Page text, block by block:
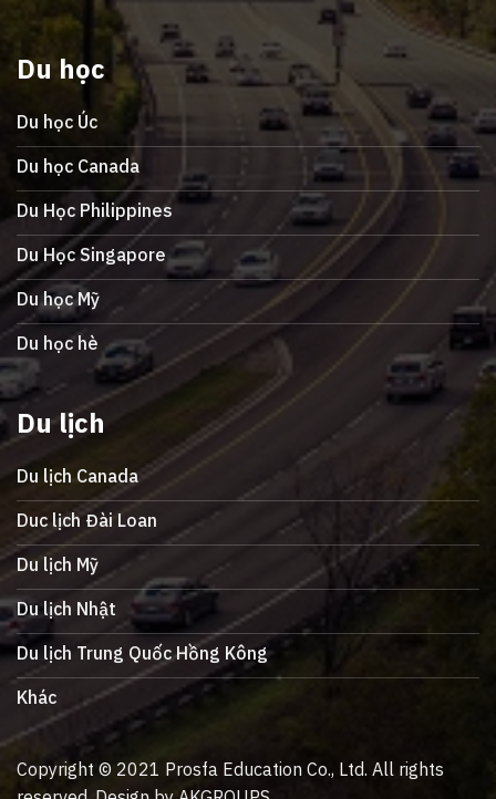
Du học
Du học Úc
Du học Canada
Du Học Philippines
Du Học Singapore
Du học Mỹ
Du học hè
Du lịch
Du lịch Canada
Duc lịch Đài Loan
Du lịch Mỹ
Du lịch Nhật
Du lịch Trung Quốc Hồng Kông
Khác
Copyright © 2021 Prosfa Education Co., Ltd. All rights